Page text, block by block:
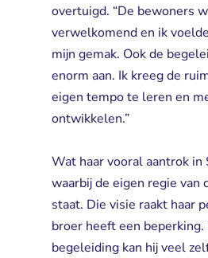
overtuigd. “De bewoners
verwelkomend en ik
mijn gemak. Ook de
enorm aan. Ik kreeg de
eigen tempo te leren en
ontwikkelen.”
Wat haar vooral aantrok in
waarbij de eigen regie van
staat. Die visie raakt haar
broer heeft een beperking.
begeleiding kan hij veel